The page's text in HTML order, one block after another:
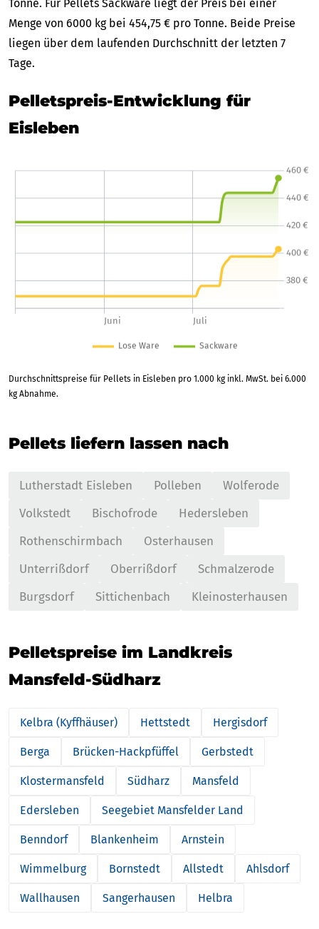
Tonne. Für Pellets Sackware liegt der Preis bei einer
Menge von 6000 kg bei 454,75 € pro Tonne. Beide Preise
liegen über dem laufenden Durchschnitt der letzten 7
Tage.
Pelletspreis-Entwicklung für
Eisleben
Durchschnittspreise für Pellets in Eisleben pro 1.000 kg inkl. MwSt. bei 6.000
kg Abnahme.
Pellets liefern lassen nach
Lutherstadt Eisleben Polleben
Wolferode
Volkstedt
Bischofrode
Hedersleben
Rothenschirmbach
Osterhausen
Unterrißdorf
Oberrißdorf
Schmalzerode
Burgsdorf
Sittichenbach Kleinosterhausen
Pelletspreise im Landkreis
Mansfeld-Südharz
Kelbra (Kyffhäuser) Hettstedt Hergisdorf
Berga Brücken-Hackpfüffel Gerbstedt
Klostermansfeld Südharz Mansfeld
Edersleben Seegebiet Mansfelder Land
Benndorf Blankenheim Arnstein
Wimmelburg Bornstedt Allstedt Ahlsdorf
Wallhausen Sangerhausen Helbra